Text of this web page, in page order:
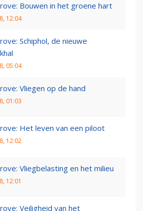
Bouwen in het groene hart
12:04
Schiphol, de nieuwe
05:04
Vliegen op de hand
01:03
Het leven van een piloot
12:02
Vliegbelasting en het milieu
12:01
Veiligheid van het